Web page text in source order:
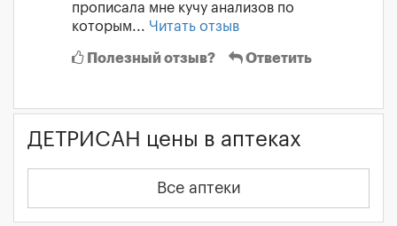
прописала мне кучу анализов по
которым... Читать отзыв
Полезный отзыв? Ответить
ДЕТРИСАН цены в аптеках
Все аптеки